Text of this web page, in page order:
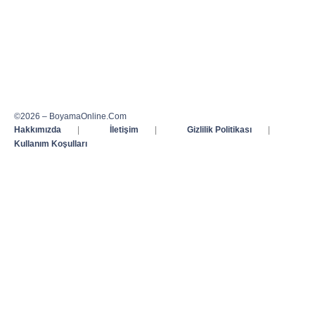
©2026 – BoyamaOnline.Com
Hakkımızda
| İletişim | Gizlilik Politikası
|
Kullanım Koşulları